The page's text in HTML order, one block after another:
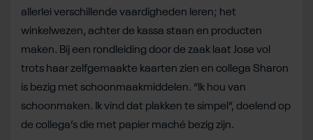
allerlei verschillende vaardigheden leren; het
winkelwezen, achter de kassa staan en producten
maken. Bij een rondleiding door de zaak laat Jose vol
trots haar zelfgemaakte kaarten zien en collega Sharon
is bezig met schoonmaakmiddelen. “Ik hou van
schoonmaken. Ik vind dat plakken te simpel”, doelend op
de collega’s die met papier maché bezig zijn.